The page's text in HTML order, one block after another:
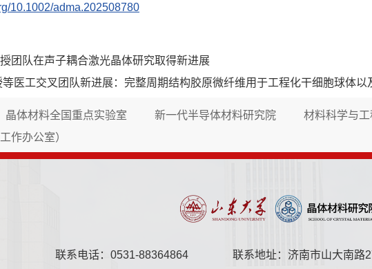
10.1002/adma.202508780
团队在声子耦合激光晶体研究取得新进展
医工交叉团队新进展：完整周期结构胶原微纤维用于工程化干细胞球体以及脊
晶体材料全国重点实验室 新一代半导体材料研究院 材料科学与
作办公室）
联系电话：0531-88364864 联系地址：济南市山大南路